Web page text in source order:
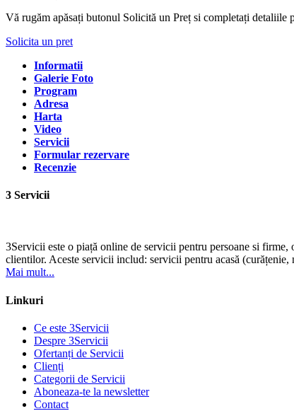
Vă rugăm apăsați butonul Solicită un Preț si completați detaliile
Solicita un pret
Informatii
Galerie Foto
Program
Adresa
Harta
Video
Servicii
Formular rezervare
Recenzie
3 Servicii
3Servicii este o piață online de servicii pentru persoane si
clientilor. Aceste servicii includ: servicii pentru acasă
Mai mult...
Linkuri
Ce este 3Servicii
Despre 3Servicii
Ofertanți de Servicii
Clienți
Categorii de Servicii
Aboneaza-te la newsletter
Contact